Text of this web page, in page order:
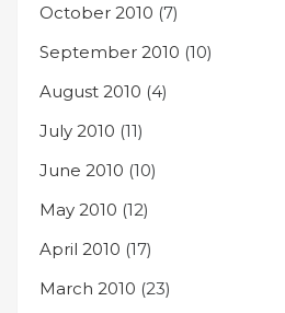
October 2010 (7)
September 2010 (10)
August 2010 (4)
July 2010 (11)
June 2010 (10)
May 2010 (12)
April 2010 (17)
March 2010 (23)